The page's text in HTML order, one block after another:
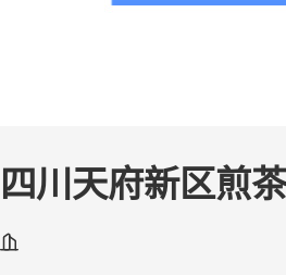
四川天府新区煎